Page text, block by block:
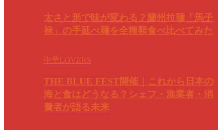
太さと形で味が変わる？蘭州拉麺「馬子
禄」の手延べ麺を全種類食べ比べてみた
中華LOVERS
THE BLUE FEST開催｜これから日本の
海と食はどうなる？シェフ・漁業者・消
費者が語る未来